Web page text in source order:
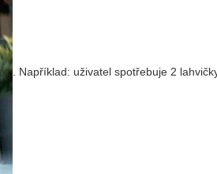
. Například: uživatel spotřebuje 2